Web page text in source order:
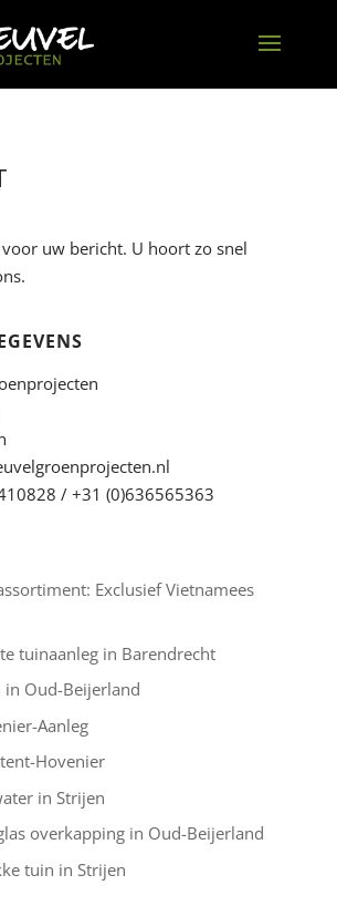
uw bericht. U hoort zo snel
/ +31 (0)636565363
Exclusief Vietnamees
tuinaanleg in Barendrecht
Oud-Beijerland
Aanleg
Hovenier
in Strijen
overkapping in Oud-Beijerland
tuin in Strijen